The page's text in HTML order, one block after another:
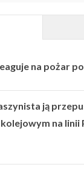
na pożar
ją
na linii